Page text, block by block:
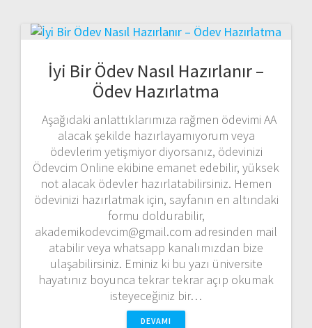
İyi Bir Ödev Nasıl Hazırlanır –
Ödev Hazırlatma
Aşağıdaki anlattıklarımıza rağmen ödevimi AA
alacak şekilde hazırlayamıyorum veya
ödevlerim yetişmiyor diyorsanız, ödevinizi
Ödevcim Online ekibine emanet edebilir, yüksek
not alacak ödevler hazırlatabilirsiniz. Hemen
ödevinizi hazırlatmak için, sayfanın en altındaki
formu doldurabilir,
akademikodevcim@gmail.com adresinden mail
atabilir veya whatsapp kanalımızdan bize
ulaşabilirsiniz. Eminiz ki bu yazı üniversite
hayatınız boyunca tekrar tekrar açıp okumak
isteyeceğiniz bir…
DEVAMI